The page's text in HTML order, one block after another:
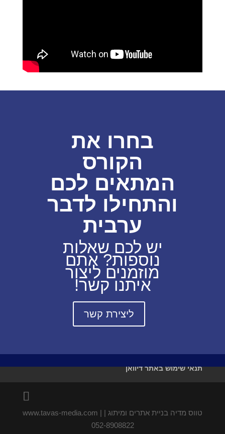
בחרו את
הקורס
המתאים לכם
והתחילו לדבר
ערבית
יש לכם שאלות
נוספות? אתם
מוזמנים ליצור
איתנו קשר!
ליצירת קשר
תנאי שימוש באתר דיוואן
טווס מדיה בניית אתרים ומיתוג | www.tavas-media.com |
052-8908822